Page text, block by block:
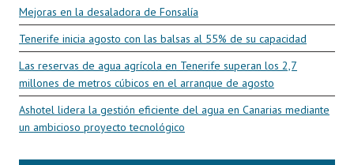
Mejoras en la desaladora de Fonsalía
Tenerife inicia agosto con las balsas al 55% de su capacidad
Las reservas de agua agrícola en Tenerife superan los 2,7
millones de metros cúbicos en el arranque de agosto
Ashotel lidera la gestión eficiente del agua en Canarias mediante
un ambicioso proyecto tecnológico